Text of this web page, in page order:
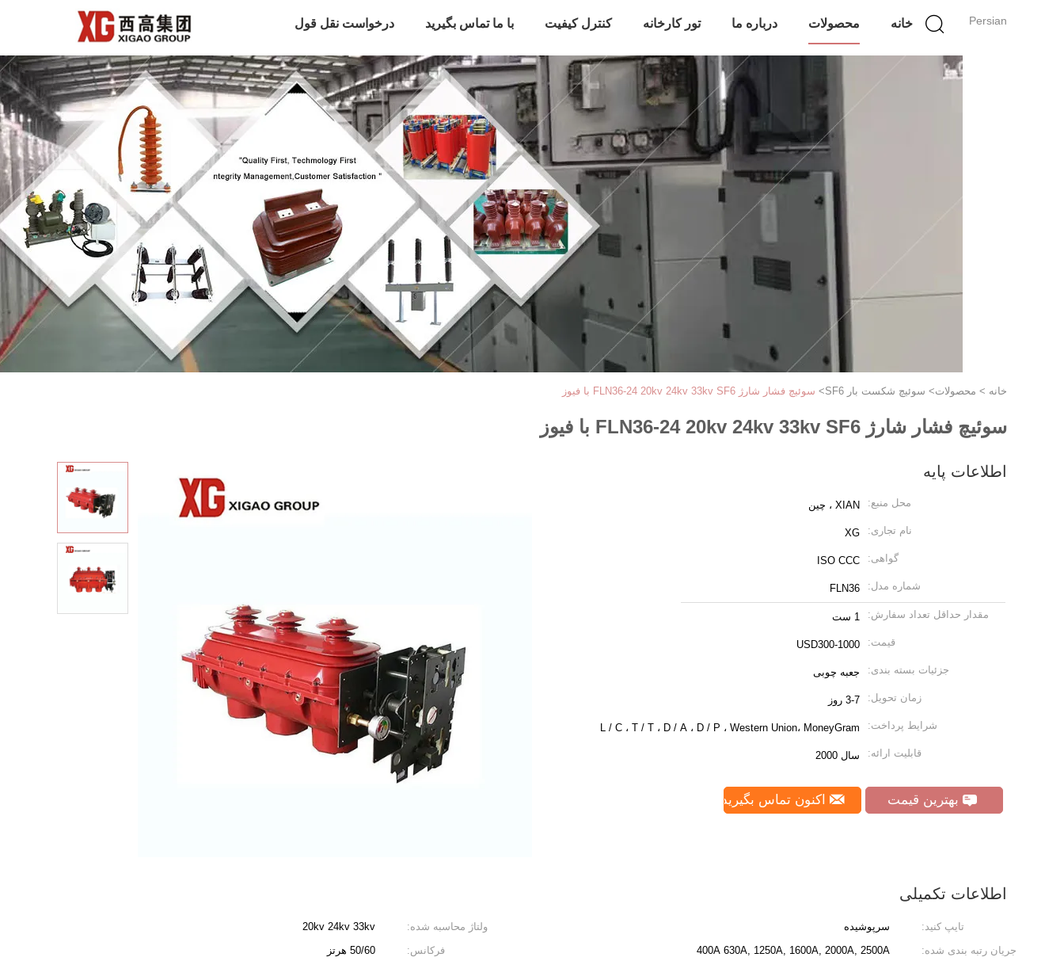
Persian خانه محصولات درباره ما تور کارخانه کنترل کیفیت با ما تماس بگیرید درخواست نقل قول
خانه > محصولات> سوئیچ شکست بار SF6 > سوئیچ فشار شارژ FLN36-24 20kv 24kv 33kv SF6 با فیوز
سوئیچ فشار شارژ FLN36-24 20kv 24kv 33kv SF6 با فیوز
اطلاعات پایه
محل منبع: XIAN ، چین
نام تجاری: XG
گواهی: ISO CCC
شماره مدل: FLN36
مقدار حداقل تعداد سفارش: 1 ست
قیمت: USD300-1000
جزئیات بسته بندی: جعبه چوبی
زمان تحویل: 3-7 روز
شرایط پرداخت: L / C ، T / T ، D / A ، D / P ، Western Union، MoneyGram
قابلیت ارائه: سال 2000
بهترین قیمت اکنون تماس بگیرید
اطلاعات تکمیلی
تایپ کنید: سرپوشیده ولتاژ محاسبه شده:
20kv 24kv 33kv
جریان رتبه بندی شده:
400A 630A, 1250A, 1600A, 2000A, 2500A فرکانس:
50/60 هرتز